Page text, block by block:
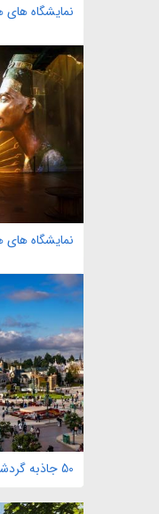
50 جاذبه گردشگری برتر پاریس - قسمت هفتم